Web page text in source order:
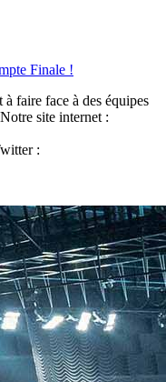
Finale !
faire face à des équipes
site internet :
: